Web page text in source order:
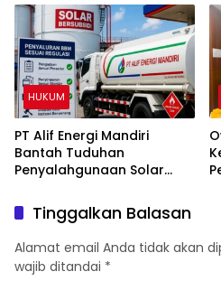
AMI
HUKUM
PT Alif Energi Mandiri
Bantah Tuduhan
Penyalahgunaan Solar
Operasional Sesuai
Regulasi
Tinggalkan Balasan
Alamat email Anda tidak akan
wajib ditandai *